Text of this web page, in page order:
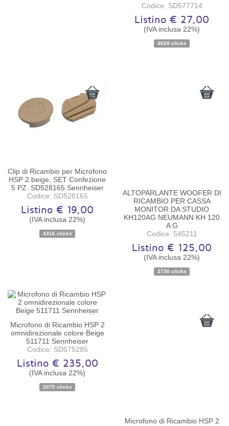
Disponibilità:Disponibile
Codice: SD577714
Listino € 27,00
(IVA inclusa 22%)
4628 clicks
Disponibilità:Disponibile
Clip di Ricambio per Microfono
HSP 2 beige, SET Confezione
5 PZ. SD528165 Sennheiser
Codice: SD528165
Listino € 19,00
(IVA inclusa 22%)
4316 clicks
Disponibilità: Ordinabile
ALTOPARLANTE WOOFER DI
RICAMBIO PER CASSA
MONITOR DA STUDIO
KH120AG NEUMANN KH 120
A G
Codice: 545211
Listino € 125,00
(IVA inclusa 22%)
2730 clicks
Disponibilità:Ordinabile
Microfono di Ricambio HSP 2
omnidirezionale colore Beige
511711 Sennheiser
Codice: SD575285
Listino € 235,00
(IVA inclusa 22%)
2075 clicks
Microfono di Ricambio HSP 2